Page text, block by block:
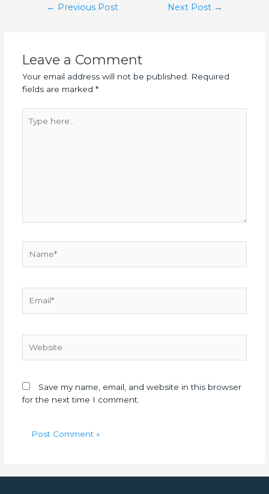
← Previous Post Next Post →
Leave a Comment
Your email address will not be published.
Required
fields are marked *
here..
Save my name, email, and website in this browser
for the next time I comment.